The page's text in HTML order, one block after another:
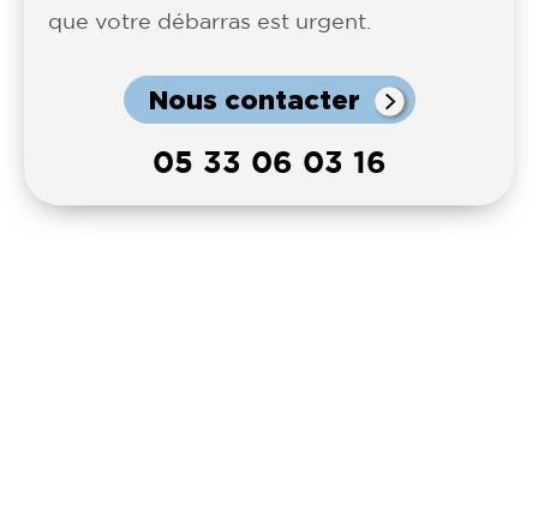
que votre débarras est urgent.
Nous contacter
05 33 06 03 16